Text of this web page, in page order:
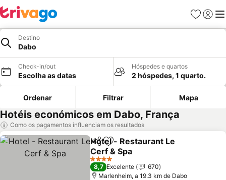
Favoritos
Iniciar
Destino
Dabo
Check-in/out
Escolha as datas
Hóspedes e quartos
2 hóspedes, 1 quarto.
Ordenar Filtrar Mapa
Hotéis económicos em Dabo, França
Como os pagamentos influenciam os resultados
PartilharAdicionar aos favoritos
Hotel - Restaurant Le
Cerf & Spa
4 Estrelas
8,7 Excelente
670
Marlenheim, a 19.3 km de Dabo